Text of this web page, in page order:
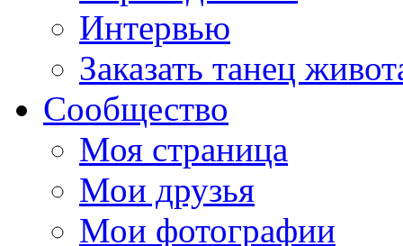
Интервью
Заказать танец
Сообщество
Моя страница
Мои друзья
Мои фотографии